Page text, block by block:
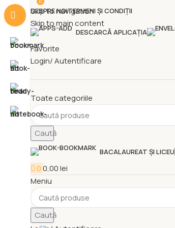
Skip to navigation
Skip to main content
DESPRE NOITERMENI ȘI CONDIȚII
DESCARCĂ APLICAȚIA
Favorite
Login/ Autentificare
Toate categoriile
Caută
BACALAUREAT ȘI LICEU
00,00lei
Meniu
Caută